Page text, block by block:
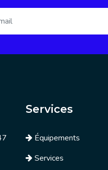
Services
Équipements
Services